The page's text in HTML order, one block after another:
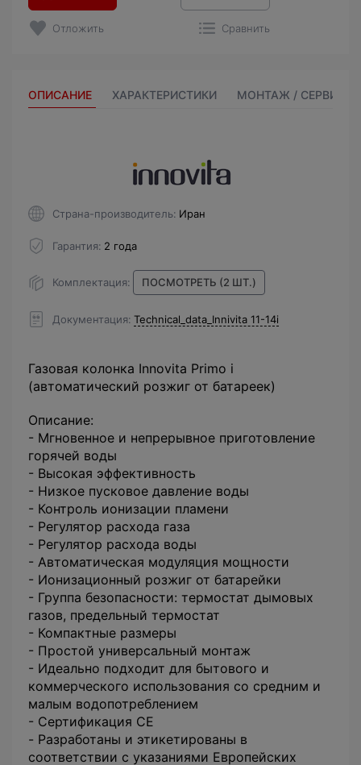
Отложить Сравнить
ОПИСАНИЕ ХАРАКТЕРИСТИКИ МОНТАЖ / СЕРВИС
Страна-производитель Иран
Гарантия 2 года
Комплектация ПОСМОТРЕТЬ (2 ШТ.)
Документация Technical_data_Innivita 11-14i
Газовая колонка Innovita Primo i
(автоматический розжиг от батареек)
Описание:
- Мгновенное и непрерывное приготовление
горячей воды
- Высокая эффективность
- Низкое пусковое давление воды
- Контроль ионизации пламени
- Регулятор расхода газа
- Регулятор расхода воды
- Автоматическая модуляция мощности
- Ионизационный розжиг от батарейки
- Группа безопасности: термостат дымовых
газов, предельный термостат
- Компактные размеры
- Простой универсальный монтаж
- Идеально подходит для бытового и
коммерческого использования со средним и
малым водопотреблением
- Сертификация CE
- Разработаны и этикетированы в
соответствии с указаниями Европейских